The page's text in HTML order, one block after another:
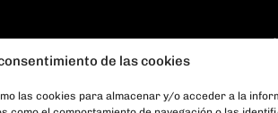
de las cookies
las cookies para almacenar y/o acceder a la